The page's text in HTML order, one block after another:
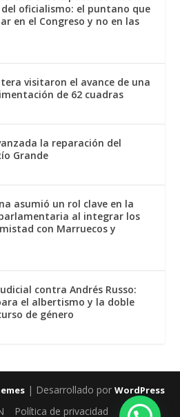
oficialismo: el puntano que
en el Congreso y no en las
visitaron el avance de una
de 62 cuadras
la reparación del
Grande
asumió un rol clave en la
al integrar los
con Marruecos y
contra Andrés Russo:
el albertismo y la doble
de género
| Desarrollado por WordPress
Política de privacidad